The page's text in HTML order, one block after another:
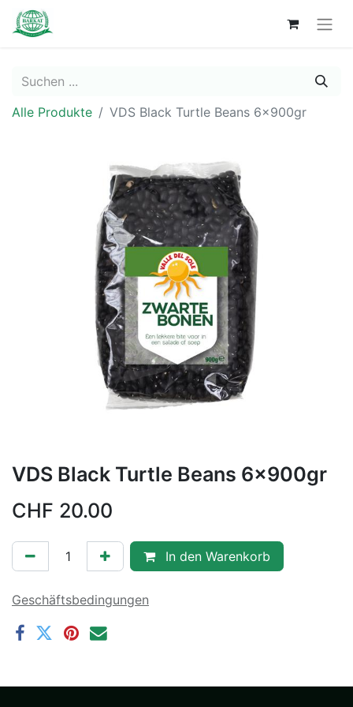
Alle Produkte VDS Black Turtle Beans 6x900gr
VDS Black Turtle Beans 6x900gr
CHF 20.00
In den Warenkorb
Geschäftsbedingungen